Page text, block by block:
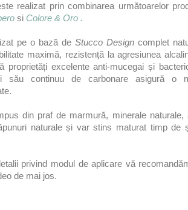
realizat prin combinarea următoarelor
si Colore & Oro .
pe o bază de Stucco Design complet
maximă, rezistență la agresiunea
proprietăți excelente anti-mucegai și
său continuu de carbonare asigură o
din praf de marmură, minerale naturale,
punuri naturale și var stins maturat timp de
privind modul de aplicare vă
de mai jos.